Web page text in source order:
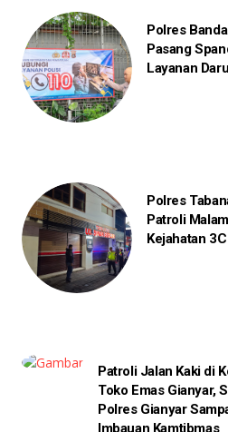
Polres
Pasang
Layanan
Polres
Patroli
Kejahatan
Patroli Jalan Kaki di
Toko Emas Gianyar,
Polres Gianyar
Imbauan Kamtibmas